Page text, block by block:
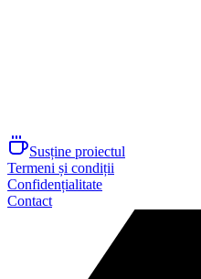
Susține proiectul
Termeni și condiții
Confidențialitate
Contact